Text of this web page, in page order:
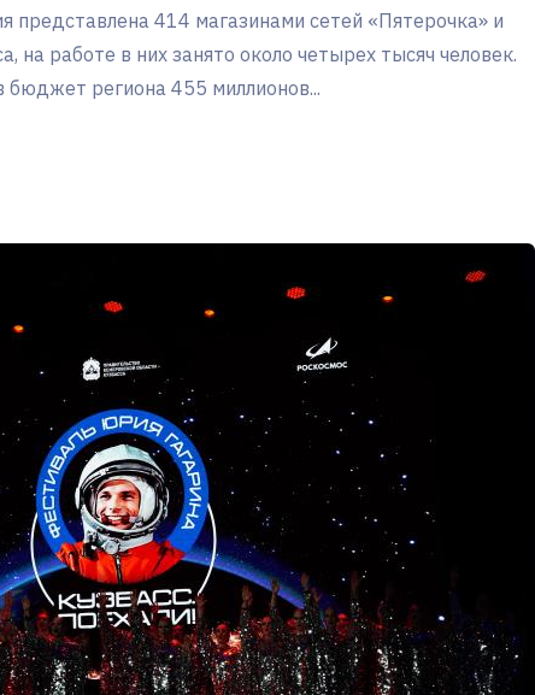
представлена 414 магазинами сетей «Пятерочка» и
на работе в них занято около четырех тысяч человек.
бюджет региона 455 миллионов...